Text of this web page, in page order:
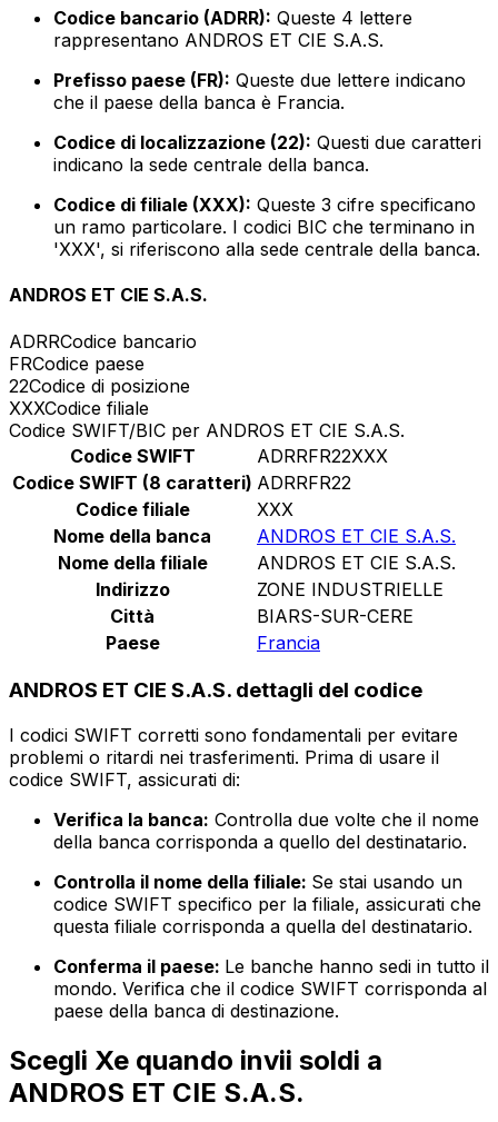
Codice bancario (ADRR): Queste 4 lettere
rappresentano ANDROS ET CIE S.A.S.
Prefisso paese (FR): Queste due lettere indicano
che il paese della banca è Francia.
Codice di localizzazione (22): Questi due caratteri
indicano la sede centrale della banca.
Codice di filiale (XXX): Queste 3 cifre specificano
un ramo particolare. I codici BIC che terminano in
'XXX', si riferiscono alla sede centrale della banca.
ANDROS ET CIE S.A.S.
ADRRCodice bancario
FRCodice paese
22Codice di posizione
XXXCodice filiale
Codice SWIFT/BIC per ANDROS ET CIE S.A.S.
Codice SWIFT
ADRRFR22XXX
Codice SWIFT (8 caratteri) ADRRFR22
Codice filiale
XXX
Nome della banca
ANDROS ET CIE S.A.S.
Nome della filiale
ANDROS ET CIE S.A.S.
Indirizzo
ZONE INDUSTRIELLE
Città
BIARS-SUR-CERE
Paese
Francia
ANDROS ET CIE S.A.S. dettagli del codice
I codici SWIFT corretti sono fondamentali per evitare
problemi o ritardi nei trasferimenti. Prima di usare il
codice SWIFT, assicurati di:
Verifica la banca: Controlla due volte che il nome
della banca corrisponda a quello del destinatario.
Controlla il nome della filiale: Se stai usando un
codice SWIFT specifico per la filiale, assicurati che
questa filiale corrisponda a quella del destinatario.
Conferma il paese: Le banche hanno sedi in tutto il
mondo. Verifica che il codice SWIFT corrisponda al
paese della banca di destinazione.
Scegli Xe quando invii soldi a
ANDROS ET CIE S.A.S.